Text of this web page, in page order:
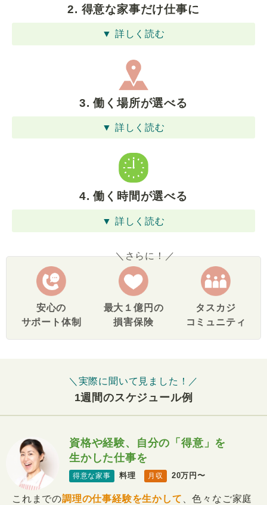
2. 得意な家事だけ仕事に
▼ 詳しく読む
3. 働く場所が選べる
▼ 詳しく読む
4. 働く時間が選べる
▼ 詳しく読む
＼さらに！／
安心の
サポート体制
最大１億円の
損害保険
タスカジ
コミュニティ
＼実際に聞いて見ました！／
1週間のスケジュール例
資格や経験、自分の「得意」を
生かした仕事を
得意な家事 料理 月収 20万円〜
これまでの調理の仕事経験を生かして 、色々なご家庭